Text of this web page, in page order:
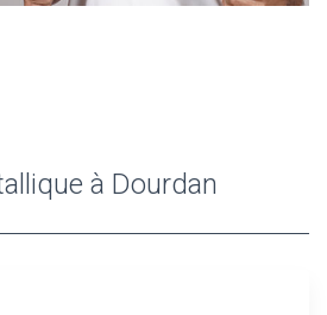
à Dourdan